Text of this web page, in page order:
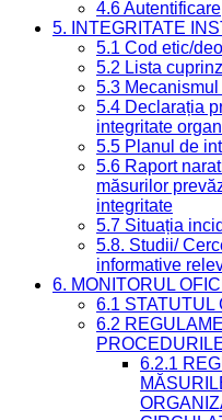
4.6 Autentificare
5. INTEGRITATE
5.1 Cod etic/
5.2 Lista
5.3
5.4 Declarația
integritate
5.5 Planul de
5.6 Raport
măsurilor
integritate
5.7 Situația
5.8. Studii/
informative
6. MONITORUL
6.1 STATUTUL
6.2
6.2.1